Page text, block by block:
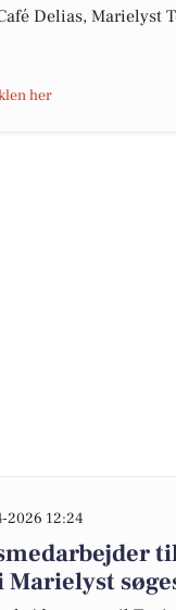
Delias, Marielyst
her
2026 12:24
Marielyst